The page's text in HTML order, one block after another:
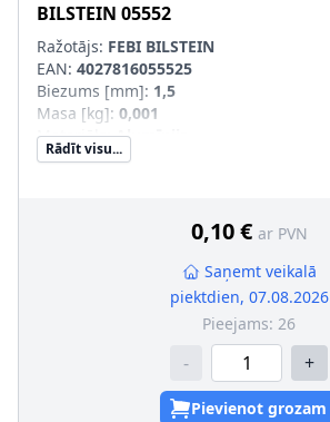
BILSTEIN 05552
Ražotājs: FEBI BILSTEIN
EAN: 4027816055525
Biezums [mm]: 1,5
Masa [kg]: 0,001
Materiāls:Alumīnijs
Iekšējais diametrs [mm]
Rādīt visu...
0,10 € ar PVN
Saņemt veikalā
piektdien, 07.08.2026
Pieejams: 26
- +
Pievienot grozam